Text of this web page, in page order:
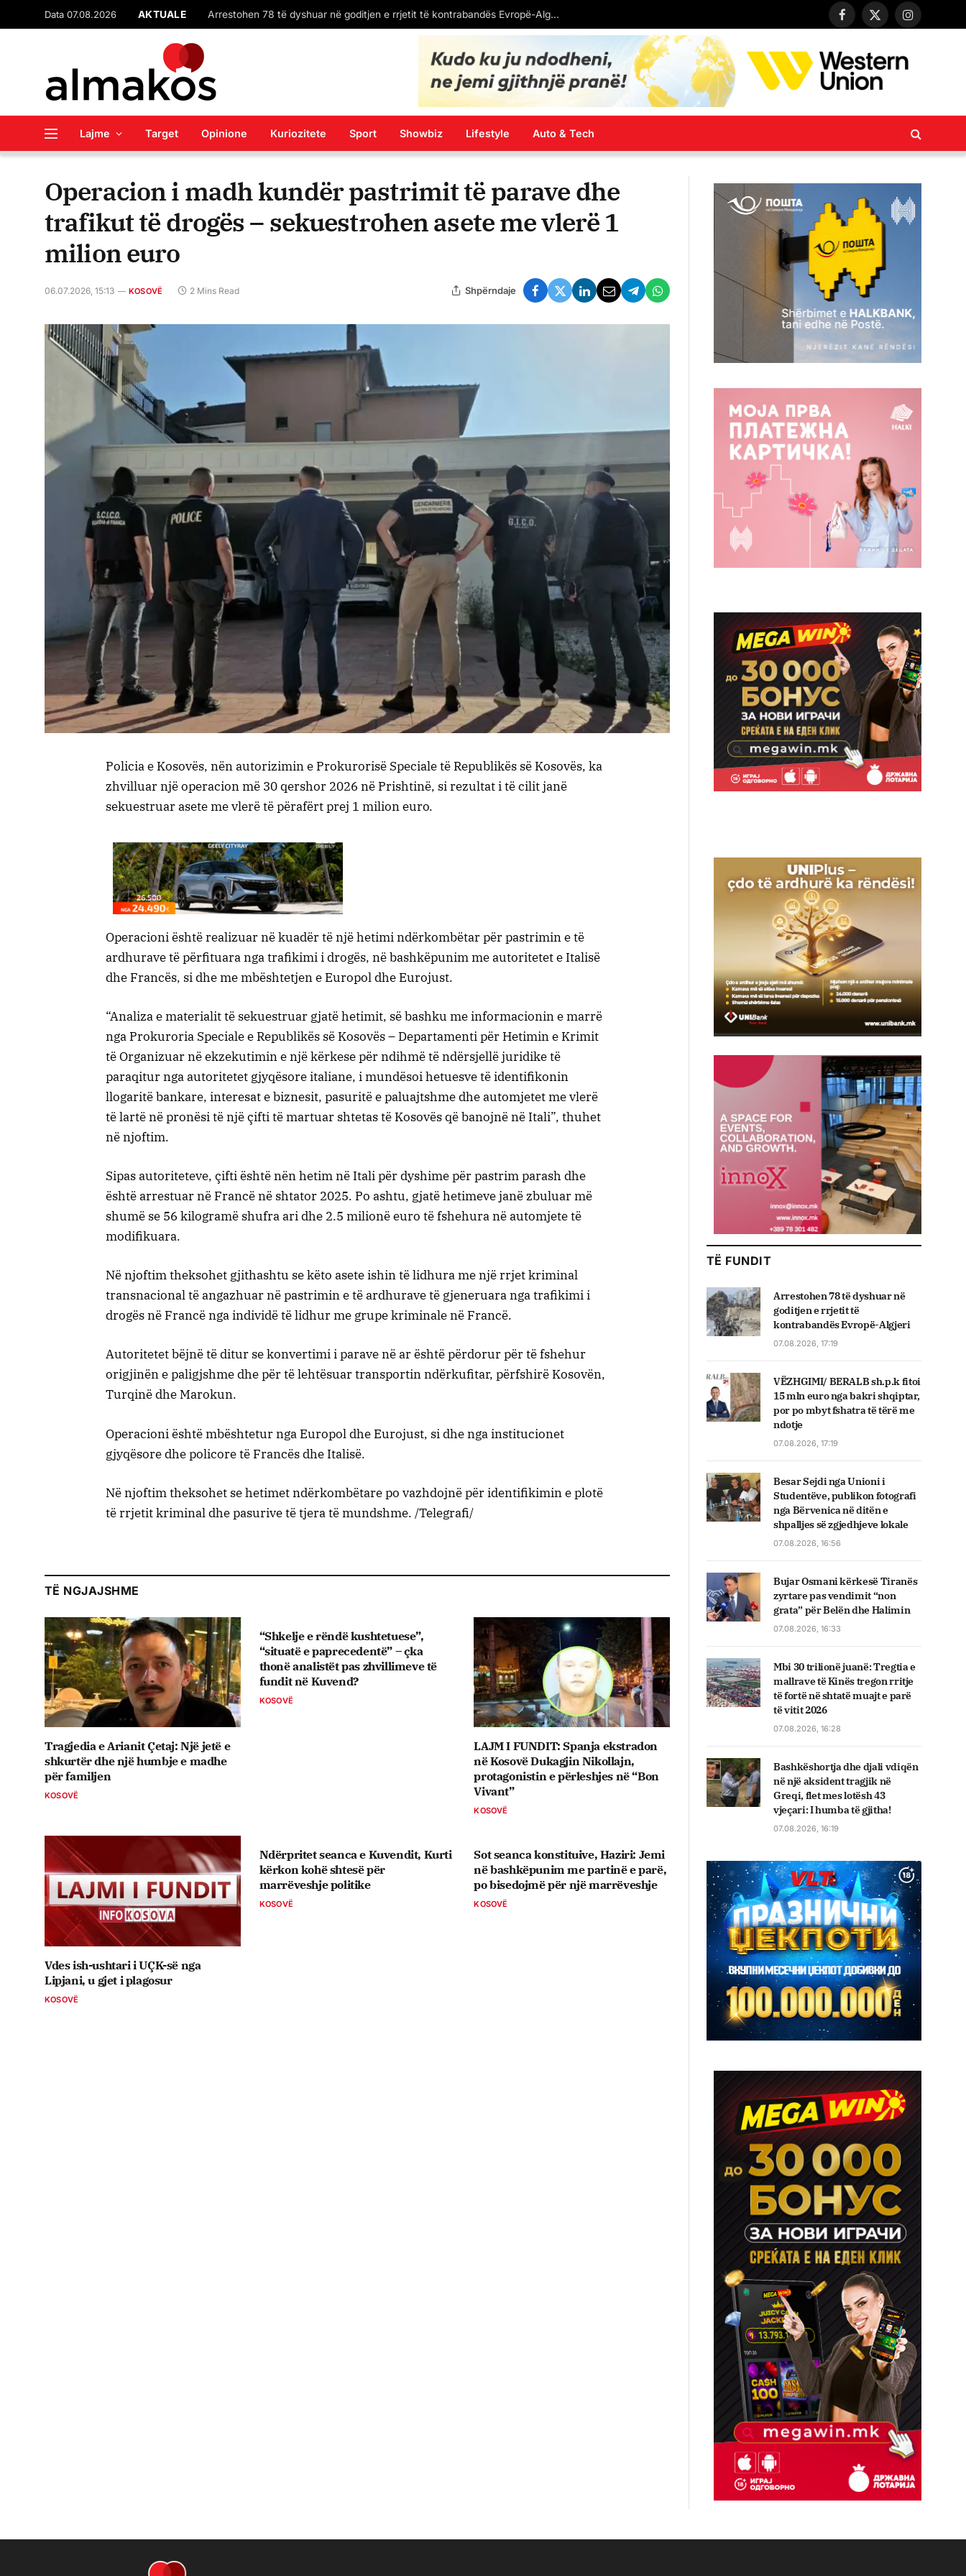
Data 07.08.2026 AKTUALE VËZHGIMI/ BERALB sh.p.k fitoi 15 mln euro nga bakri shqiptar, por po mbyt fshatra të tërë me ndotje
Facebook
X
Instagram
Lajme Target Opinione Kuriozitete Sport Showbiz Lifestyle Auto & Tech
Operacion i madh kundër pastrimit të parave dhe
trafikut të drogës – sekuestrohen asete me vlerë 1
milion euro
06.07.2026, 15:13 KOSOVË 2 Mins Read Shpërndaje
Policia e Kosovës, nën autorizimin e Prokurorisë Speciale të Republikës së Kosovës, ka
zhvilluar një operacion më 30 qershor 2026 në Prishtinë, si rezultat i të cilit janë
sekuestruar asete me vlerë të përafërt prej 1 milion euro.
Operacioni është realizuar në kuadër të një hetimi ndërkombëtar për pastrimin e të
ardhurave të përfituara nga trafikimi i drogës, në bashkëpunim me autoritetet e Italisë
dhe Francës, si dhe me mbështetjen e Europol dhe Eurojust.
“Analiza e materialit të sekuestruar gjatë hetimit, së bashku me informacionin e marrë
nga Prokuroria Speciale e Republikës së Kosovës – Departamenti për Hetimin e Krimit
të Organizuar në ekzekutimin e një kërkese për ndihmë të ndërsjellë juridike të
paraqitur nga autoritetet gjyqësore italiane, i mundësoi hetuesve të identifikonin
llogaritë bankare, interesat e biznesit, pasuritë e paluajtshme dhe automjetet me vlerë
të lartë në pronësi të një çifti të martuar shtetas të Kosovës që banojnë në Itali”, thuhet
në njoftim.
Sipas autoriteteve, çifti është nën hetim në Itali për dyshime për pastrim parash dhe
është arrestuar në Francë në shtator 2025. Po ashtu, gjatë hetimeve janë zbuluar më
shumë se 56 kilogramë shufra ari dhe 2.5 milionë euro të fshehura në automjete të
modifikuara.
Në njoftim theksohet gjithashtu se këto asete ishin të lidhura me një rrjet kriminal
transnacional të angazhuar në pastrimin e të ardhurave të gjeneruara nga trafikimi i
drogës në Francë nga individë të lidhur me grupe kriminale në Francë.
Autoritetet bëjnë të ditur se konvertimi i parave në ar është përdorur për të fshehur
origjinën e paligjshme dhe për të lehtësuar transportin ndërkufitar, përfshirë Kosovën,
Turqinë dhe Marokun.
Operacioni është mbështetur nga Europol dhe Eurojust, si dhe nga institucionet
gjyqësore dhe policore të Francës dhe Italisë.
Në njoftim theksohet se hetimet ndërkombëtare po vazhdojnë për identifikimin e plotë
të rrjetit kriminal dhe pasurive të tjera të mundshme. /Telegrafi/
TË NGJAJSHME
Tragjedia e Arianit Çetaj: Një jetë e
shkurtër dhe një humbje e madhe
për familjen
KOSOVË
“Shkelje e rëndë kushtetuese”,
“situatë e paprecedentë” – çka
thonë analistët pas zhvillimeve të
fundit në Kuvend?
KOSOVË
LAJM I FUNDIT: Spanja ekstradon
në Kosovë Dukagjin Nikollajn,
protagonistin e përleshjes në “Bon
Vivant”
KOSOVË
Vdes ish-ushtari i UÇK-së nga
Lipjani, u gjet i plagosur
KOSOVË
Ndërpritet seanca e Kuvendit, Kurti
kërkon kohë shtesë për
marrëveshje politike
KOSOVË
Sot seanca konstituive, ​Haziri: Jemi
në bashkëpunim me partinë e parë,
po bisedojmë për një marrëveshje
KOSOVË
TË FUNDIT
Arrestohen 78 të dyshuar në
goditjen e rrjetit të
kontrabandës Evropë-Algjeri
07.08.2026, 17:19
VËZHGIMI/ BERALB sh.p.k fitoi
15 mln euro nga bakri shqiptar,
por po mbyt fshatra të tërë me
ndotje
07.08.2026, 17:19
Besar Sejdi nga Unioni i
Studentëve, publikon fotografi
nga Bërvenica në ditën e
shpalljes së zgjedhjeve lokale
07.08.2026, 16:56
Bujar Osmani kërkesë Tiranës
zyrtare pas vendimit “non
grata” për Belën dhe Halimin
07.08.2026, 16:33
Mbi 30 trilionë juanë: Tregtia e
mallrave të Kinës tregon rritje
të fortë në shtatë muajt e parë
të vitit 2026
07.08.2026, 16:28
Bashkëshortja dhe djali vdiqën
në një aksident tragjik në
Greqi, flet mes lotësh 43
vjeçari: I humba të gjitha!
07.08.2026, 16:19